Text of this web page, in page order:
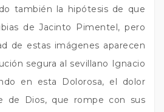
también la hipótesis de que
de Jacinto Pimentel, pero
de estas imágenes aparecen
segura al sevillano Ignacio
en esta Dolorosa, el dolor
de Dios, que rompe con sus